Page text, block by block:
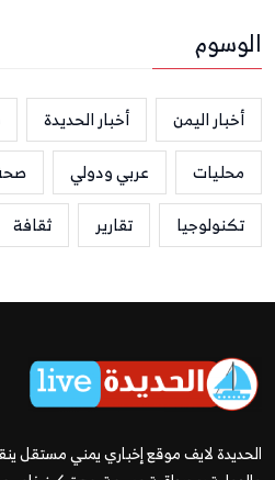
الوسوم
أخبار اليمن أخبار الحديدة
محليات
عربي ودولي
تكنولوجيا
تقارير ثقافة
الحديدة لايف موقع إخباري يمني مستقل